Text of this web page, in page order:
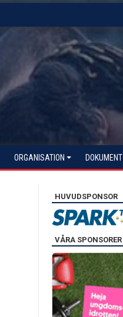
ORGANISATION DOKUMENT
HUVUDSPONSOR
VÅRA SPONSORER